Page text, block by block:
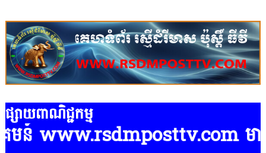
ផ្សាយពាណិជ្ជកម្ម
ន៍ www.rsdmposttv.com មានទ